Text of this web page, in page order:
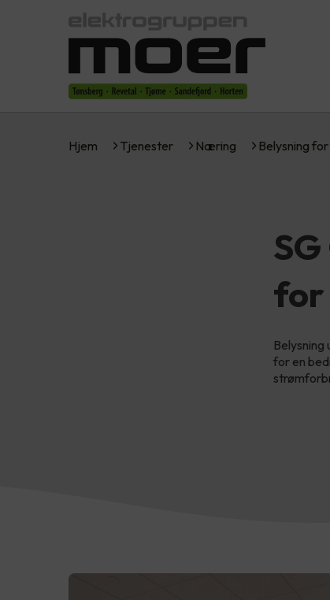
Hjem Tjenester Næring Belysning
for
for en